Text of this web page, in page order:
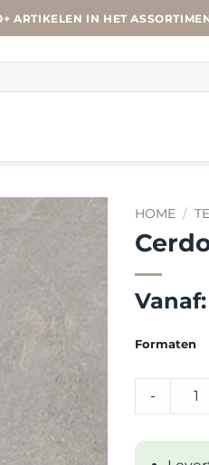
ARTIKELEN IN HET
HOME /
Vanaf:
Formaten
-